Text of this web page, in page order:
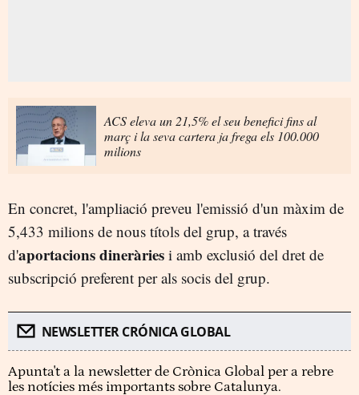
ACS eleva un 21,5% el seu benefici fins al
març i la seva cartera ja frega els 100.000
milions
En concret, l'ampliació preveu l'emissió d'un màxim de
5,433 milions de nous títols del grup, a través
d'aportacions dineràries i amb exclusió del dret de
subscripció preferent per als socis del grup.
NEWSLETTER CRÓNICA GLOBAL
Apunta't a la newsletter de Crònica Global per a rebre
les notícies més importants sobre Catalunya.